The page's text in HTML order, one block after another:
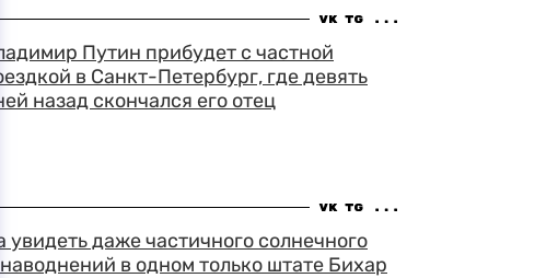
Путин прибудет с частной
в Санкт-Петербург, где девять
назад скончался его отец
увидеть даже частичного солнечного
в одном только штате Бихар